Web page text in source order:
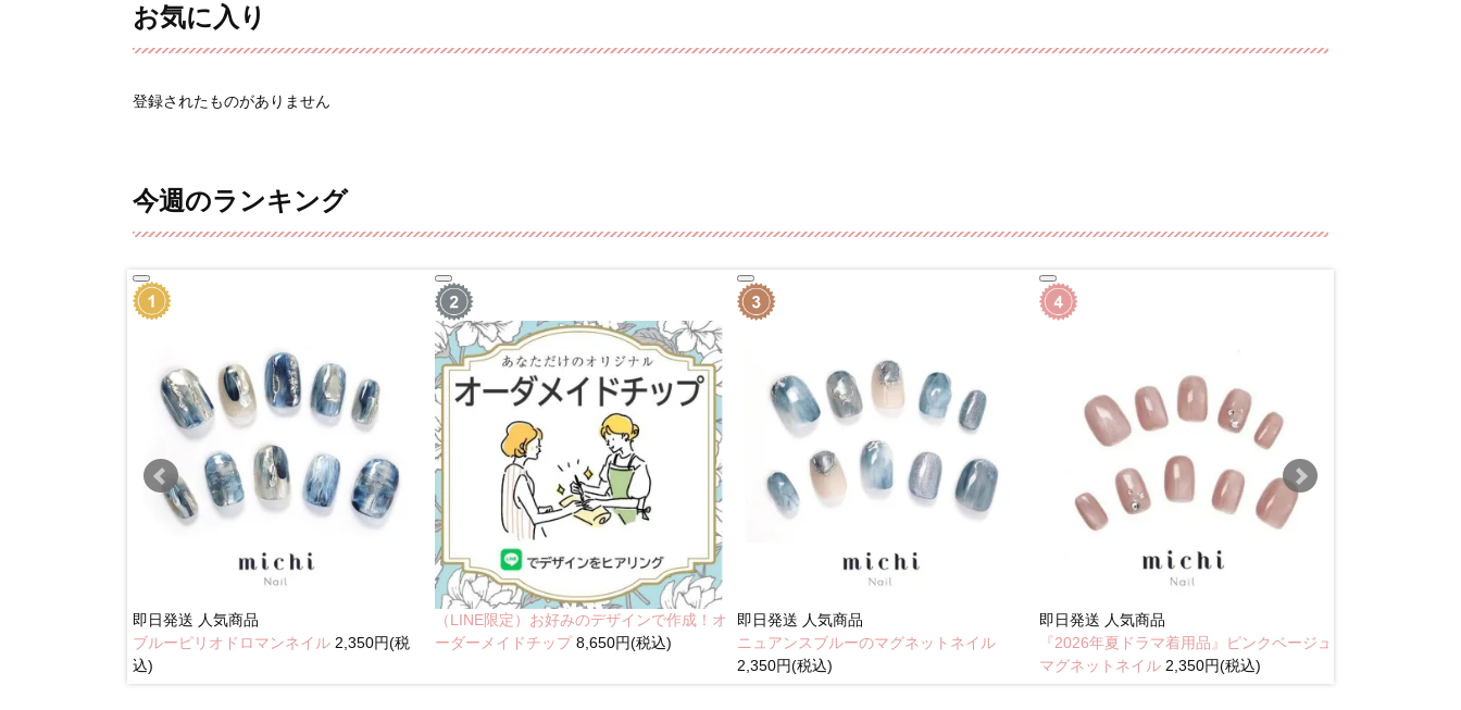
お気に入り
登録されたものがありません
今週のランキング
即日発送 人気商品
ブルーピリオドロマンネイル 2,350円(税
込)
（LINE限定）お好みのデザインで作成！オ
ーダーメイドチップ8,650円(税込)
即日発送 人気商品
ニュアンスブルーのマグネットネイル
2,350円(税込)
即日発送 人気商品
『2026年夏ドラマ着用品』ピンクベージュ
マグネットネイル2,350円(税込)